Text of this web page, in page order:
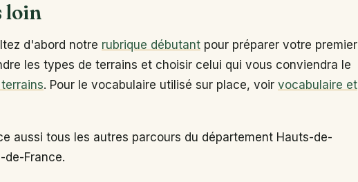
loin
d'abord notre rubrique débutant pour préparer votre premier
les types de terrains et choisir celui qui vous conviendra le
. Pour le vocabulaire utilisé sur place, voir vocabulaire et
aussi tous les autres parcours du département Hauts-de-
de-France.